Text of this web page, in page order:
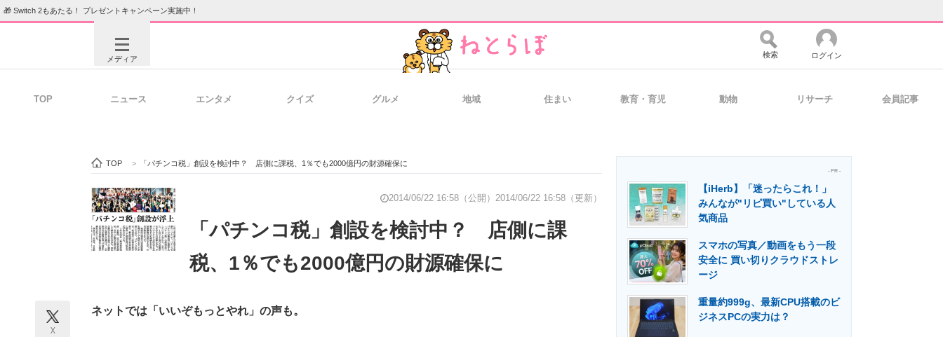
🎁 Switch 2もあたる！ プレゼントキャンペーン実施中！
メディア
ビジネスと働き方のヒント 経営リーダーのコミュニティ マーケ×ITの今がよく分かる
ITエンジニア向け専門サイト 企業向けIT製品の総合サイト IT製品の技術・比較・事例 製造業のIT導入・活用を支援
エネルギーの専門メディア 建設×テクノロジーの最前線
検索 ログイン
TOP ニュース エンタメ クイズ グルメ 地域 住まい 教育・育児 動物 リサーチ 会員記事
TOP > 「パチンコ税」創設を検討中？ 店側に課税、1％でも2000億円の財源確保に
2014/06/22 16:58（公開） 2014/06/22 16:58（更新）
「パチンコ税」創設を検討中？ 店側に課
税、1％でも2000億円の財源確保に
X
ネットでは「いいぞもっとやれ」の声も。
- PR -
【iHerb】「迷ったらこれ！」
みんなが"リピ買い"している人
気商品
スマホの写真／動画をもう一段
安全に 買い切りクラウドストレ
ージ
重量約999g、最新CPU搭載のビ
ジネスPCの実力は？